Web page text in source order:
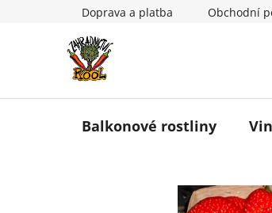
Doprava a platba Obchodní
Balkonové rostliny